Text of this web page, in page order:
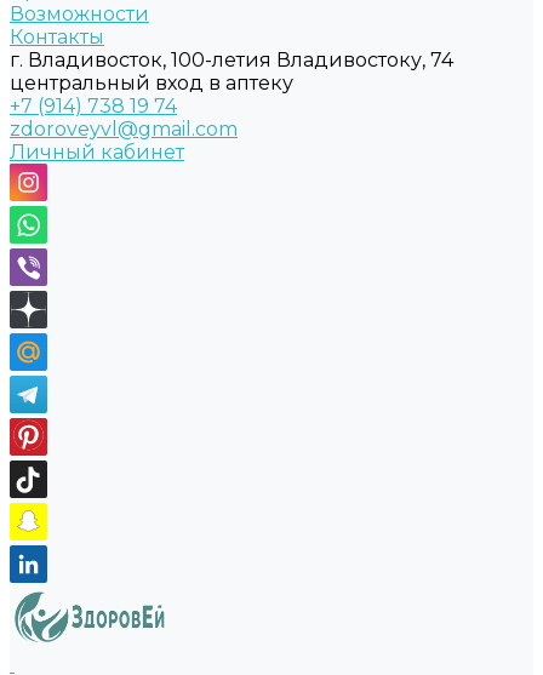
Возможности
Контакты
г. Владивосток, 100-летия Владивостоку, 74
центральный вход в аптеку
+7 (914) 738 19 74
zdoroveyvl@gmail.com
Личный кабинет